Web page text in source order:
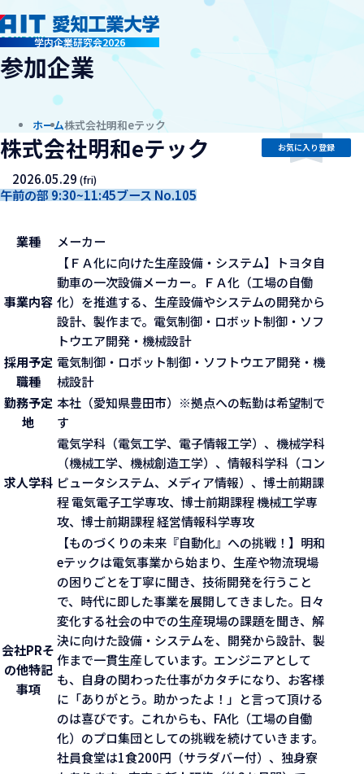
学内企業研究会2026
company
参加企業
ホーム株式会社明和eテック
株式会社明和eテック
2026.05.29(fri)
午前の部 9:30~11:45ブース No.105
お気に入り登録
業種 メーカー
事業内容
【ＦＡ化に向けた生産設備・システム】トヨタ自
動車の一次設備メーカー。ＦＡ化（工場の自働
化）を推進する、生産設備やシステムの開発から
設計、製作まで。電気制御・ロボット制御・ソフ
トウエア開発・機械設計
採用予定
職種
電気制御・ロボット制御・ソフトウエア開発・機
械設計
勤務予定
地
本社（愛知県豊田市）※拠点への転勤は希望制で
す
求人学科
電気学科（電気工学、電子情報工学）、機械学科
（機械工学、機械創造工学）、情報科学科（コン
ピュータシステム、メディア情報）、博士前期課
程 電気電子工学専攻、博士前期課程 機械工学専
攻、博士前期課程 経営情報科学専攻
会社PRそ
の他特記
事項
【ものづくりの未来『自動化』への挑戦！】明和
eテックは電気事業から始まり、生産や物流現場
の困りごとを丁寧に聞き、技術開発を行うこと
で、時代に即した事業を展開してきました。日々
変化する社会の中での生産現場の課題を聞き、解
決に向けた設備・システムを、開発から設計、製
作まで一貫生産しています。エンジニアとして
も、自身の関わった仕事がカタチになり、お客様
に「ありがとう。助かったよ！」と言って頂ける
のは喜びです。これからも、FA化（工場の自働
化）のプロ集団としての挑戦を続けていきます。
社員食堂は1食200円（サラダバー付）、独身寮